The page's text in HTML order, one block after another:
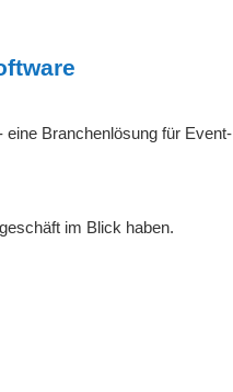
Branchenlösung für Event-
im Blick haben.